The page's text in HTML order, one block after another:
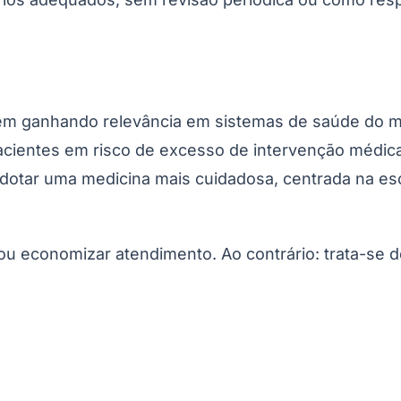
ganhando relevância em sistemas de saúde do
em risco de excesso de intervenção
uma medicina mais cuidadosa, centrada na
economizar atendimento. Ao contrário: trata-se